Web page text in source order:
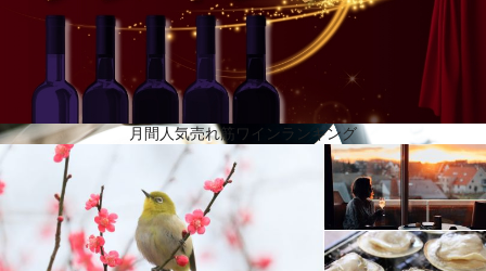
10度に保ったセラーに瓶を移し、二次発酵に約6週間かけます。ゆっくり時間をかけて繊細な泡と素
晴らしい法律では15カ月ですが、ボワゼルでは伝統的な会社にふさわしく、最低3年は寝かせます。
ヴィンテージシャンパーニュになるともっと時間をかけ、5年から7年たってからようやくアロマが
花開きます。その後長期にわたる熟成期間があります。
月間人気売れ筋ワインランキング